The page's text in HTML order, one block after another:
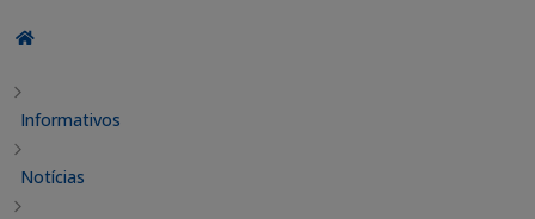
Informativos
Notícias